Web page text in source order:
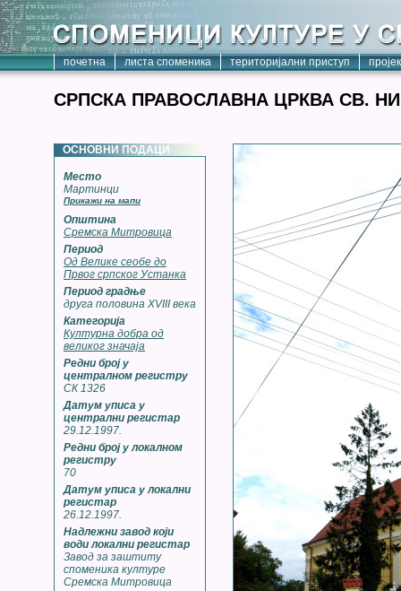
почетна листа споменика територијални приступ
СРПСКА ПРАВОСЛАВНА ЦРКВА СВ.
ОСНОВНИ ПОДАЦИ
Место
Мартинци
Прикажи на мапи
Општина
Сремска Митровица
Период
Од Велике сеобе до
Првог српског Устанка
Период градње
друга половина XVIII века
Категорија
Културна добра од
великог значаја
Редни број у
централном регистру
СК 1326
Датум уписа у
централни регистар
29.12.1997.
Редни број у локалном
регистру
70
Датум уписа у локални
регистар
26.12.1997.
Надлежни завод који
води локални регистар
Завод за заштиту
споменика културе
Сремска Митровица